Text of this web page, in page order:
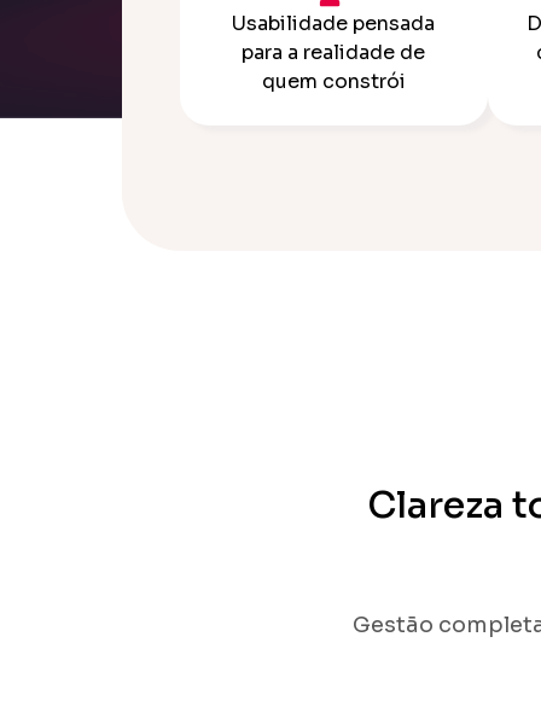
Usabilidade pensada
para a realidade de
quem constrói
Clareza
Gestão